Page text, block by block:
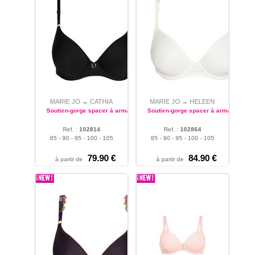
MARIE JO → CATHIA
Soutien-gorge spacer à armatures
Ref. : 102814
85 - 90 - 95 - 100 - 105
à partir de 79.90 €
MARIE JO → HELEEN
Soutien-gorge spacer à armatures
Ref. : 102864
85 - 90 - 95 - 100 - 105
à partir de 84.90 €